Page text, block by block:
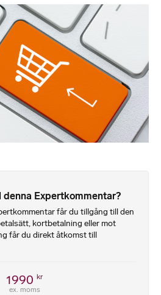
Expertkommentar?
får du tillgång till den
kortbetalning eller mot
får du direkt åtkomst till
1990 kr
ex. moms